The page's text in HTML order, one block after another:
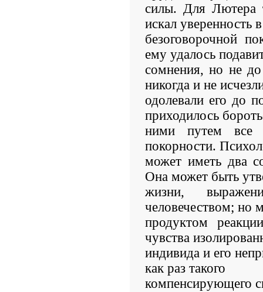
силы. Для Лютера
искал уверенность в
безоговорочной
ему удалось
сомнения, но не
никогда и не
одолевали его до
приходилось
ними путем все
покорности.
может иметь два
Она может быть
жизни,
человечеством; но
продуктом
чувства
индивида и его
как раз такого
компенсирующего